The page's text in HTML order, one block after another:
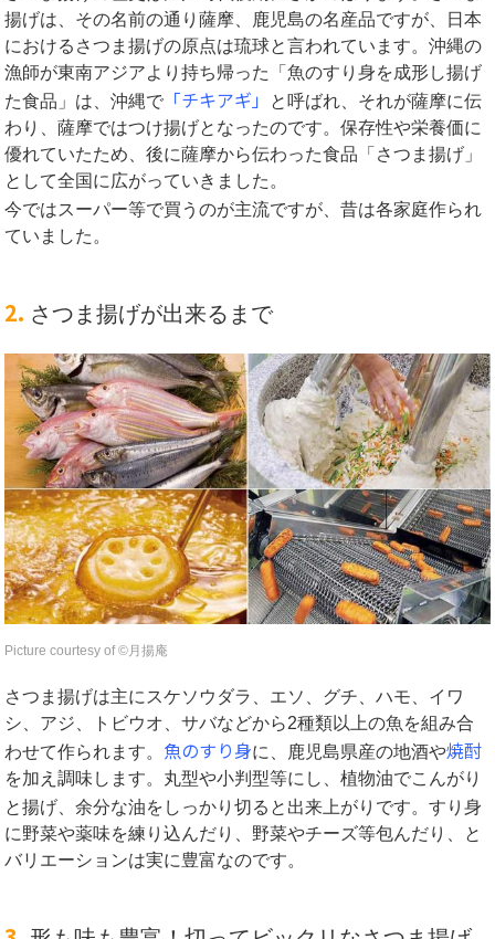
揚げは、その名前の通り薩摩、鹿児島の名産品ですが、日本
におけるさつま揚げの原点は琉球と言われています。沖縄の
漁師が東南アジアより持ち帰った「魚のすり身を成形し揚げ
た食品」は、沖縄で 「チキアギ」
と呼ばれ、それが薩摩に伝
わり、薩摩ではつけ揚げとなったのです。保存性や栄養価に
優れていたため、後に薩摩から伝わった食品「さつま揚げ」
として全国に広がっていきました。
今ではスーパー等で買うのが主流ですが、昔は各家庭作られ
ていました。
2. さつま揚げが出来るまで
Picture courtesy of ©︎月揚庵
さつま揚げは主にスケソウダラ、エソ、グチ、ハモ、イワ
シ、アジ、トビウオ、サバなどから2種類以上の魚を組み合
わせて作られます。 魚のすり身に、鹿児島県産の地酒や焼酎
を加え調味します。丸型や小判型等にし、植物油でこんがり
と揚げ、余分な油をしっかり切ると出来上がりです。すり身
に野菜や薬味を練り込んだり、野菜やチーズ等包んだり、と
バリエーションは実に豊富なのです。